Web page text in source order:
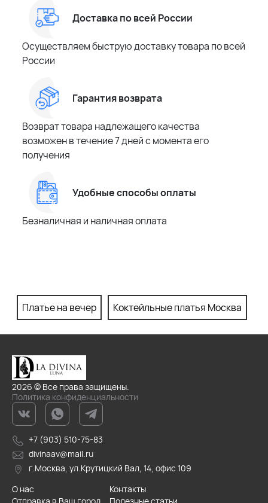
Доставка по всей России
Осуществляем быструю доставку товара по всей
России
Гарантия возврата
Возврат товара надлежащего качества
возможен в течение 7 дней с момента его
получения
Удобные способы оплаты
Безналичная и наличная оплата
Платье на вечер Коктейльные платья Москва
2026 © Все права защищены.
Политика конфиденциальности
+7 (903) 510-75-83
divinaav@mail.ru
г.Москва, ул.Крутицкий Вал, 14, офис 109
О нас
Контакты